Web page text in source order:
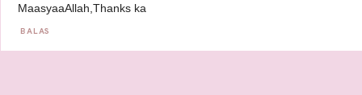
MaasyaaAllah,Thanks ka
BALAS